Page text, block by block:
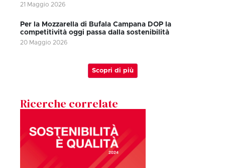
21 Maggio 2026
Per la Mozzarella di Bufala Campana DOP la
competitività oggi passa dalla sostenibilità
20 Maggio 2026
Scopri di più
Ricerche correlate